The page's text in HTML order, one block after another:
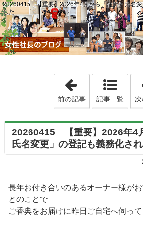
20260415 【重要】2026年4月から「住所・氏名変
した
「20260414
前の記事 記事一覧
20260415 【重要】2026年4
氏名変更」の登記も義務化さ
長年お付き合いのあるオーナー様が
とのことで
ご香典をお届けに昨日ご自宅へ伺っ